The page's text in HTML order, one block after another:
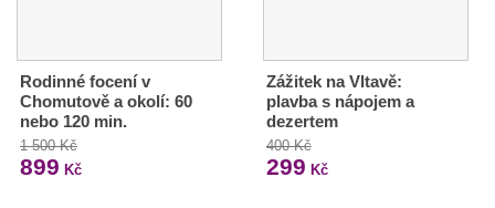
Rodinné focení v
Chomutově a okolí: 60
nebo 120 min.
1 500 Kč
899 Kč
Zážitek na Vltavě:
plavba s nápojem a
dezertem
400 Kč
299 Kč